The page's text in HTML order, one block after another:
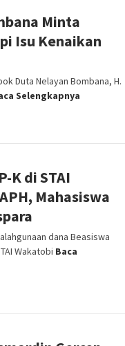
Minta
Isu Kenaikan
Duta Nelayan Bombana, H.
Selengkapnya
K di STAI
Mahasiswa
dana Beasiswa
Wakatobi Baca